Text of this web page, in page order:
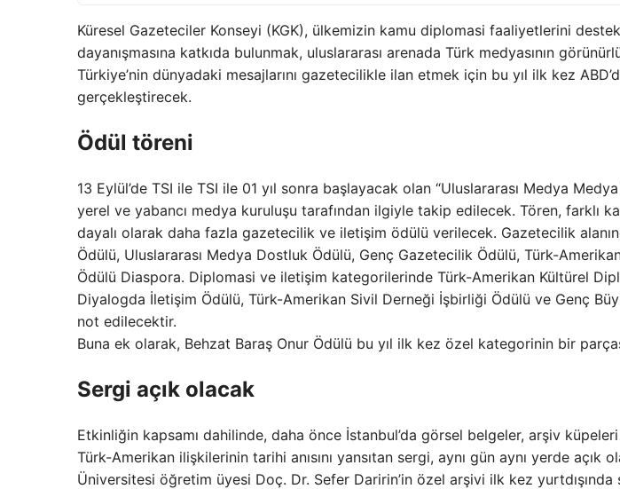
Küresel Gazeteciler Konseyi (KGK), ülkemizin kamu diplomasi faaliyetlerini
dayanışmasına katkıda bulunmak, uluslararası arenada Türk medyasının
Türkiye’nin dünyadaki mesajlarını gazetecilikle ilan etmek için bu yıl ilk kez
gerçekleştirecek.
Ödül töreni
13 Eylül’de TSI ile TSI ile 01 yıl sonra başlayacak olan “Uluslararası Medya
yerel ve yabancı medya kuruluşu tarafından ilgiyle takip edilecek. Tören, farklı
dayalı olarak daha fazla gazetecilik ve iletişim ödülü verilecek. Gazetecilik
Ödülü, Uluslararası Medya Dostluk Ödülü, Genç Gazetecilik Ödülü, Türk-
Ödülü Diaspora. Diplomasi ve iletişim kategorilerinde Türk-Amerikan Kültürel
Diyalogda İletişim Ödülü, Türk-Amerikan Sivil Derneği İşbirliği Ödülü ve Genç
not edilecektir.
Buna ek olarak, Behzat Baraş Onur Ödülü bu yıl ilk kez özel kategorinin bir
Sergi açık olacak
Etkinliğin kapsamı dahilinde, daha önce İstanbul’da görsel belgeler, arşiv küpeleri
Türk-Amerikan ilişkilerinin tarihi anısını yansıtan sergi, aynı gün aynı yerde açık
Üniversitesi öğretim üyesi Doç. Dr. Sefer Daririn’in özel arşivi ilk kez